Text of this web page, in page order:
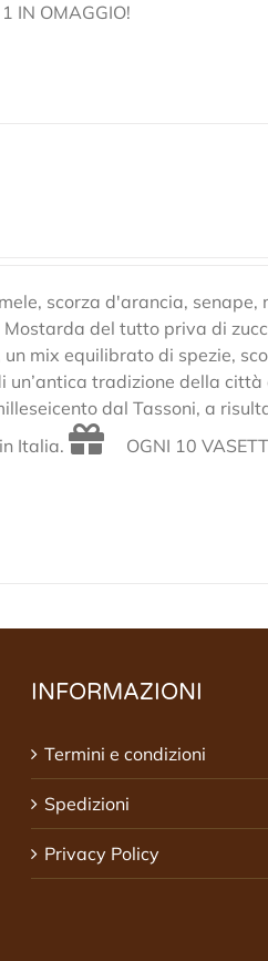
IN OMAGGIO!
scorza d'arancia, senape,
del tutto priva di
mix equilibrato di spezie,
un’antica tradizione della
dal Tassoni, a
Italia.
OGNI 10
INFORMAZIONI
Termini e condizioni
Spedizioni
Privacy Policy